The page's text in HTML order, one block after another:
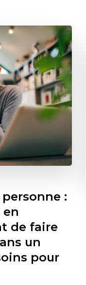
:
en
de faire
un
pour